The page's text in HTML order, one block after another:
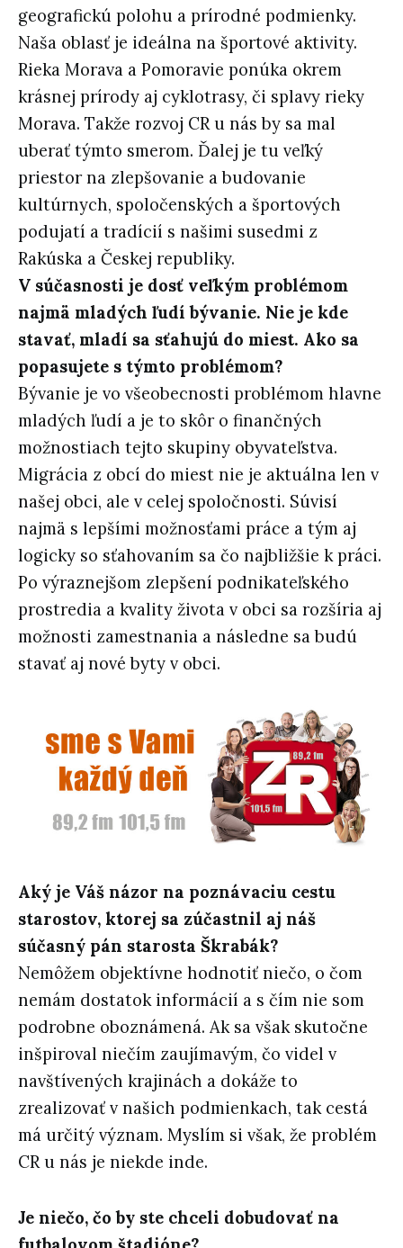
geografickú polohu a prírodné podmienky.
Naša oblasť je ideálna na športové aktivity.
Rieka Morava a Pomoravie ponúka okrem
krásnej prírody aj cyklotrasy, či splavy rieky
Morava. Takže rozvoj CR u nás by sa mal
uberať týmto smerom. Ďalej je tu veľký
priestor na zlepšovanie a budovanie
kultúrnych, spoločenských a športových
podujatí a tradícií s našimi susedmi z
Rakúska a Českej republiky.
V súčasnosti je dosť veľkým problémom
najmä mladých ľudí bývanie. Nie je kde
stavať, mladí sa sťahujú do miest. Ako sa
popasujete s týmto problémom?
Bývanie je vo všeobecnosti problémom hlavne
mladých ľudí a je to skôr o finančných
možnostiach tejto skupiny obyvateľstva.
Migrácia z obcí do miest nie je aktuálna len v
našej obci, ale v celej spoločnosti. Súvisí
najmä s lepšími možnosťami práce a tým aj
logicky so sťahovaním sa čo najbližšie k práci.
Po výraznejšom zlepšení podnikateľského
prostredia a kvality života v obci sa rozšíria aj
možnosti zamestnania a následne sa budú
stavať aj nové byty v obci.
Aký je Váš názor na poznávaciu cestu
starostov, ktorej sa zúčastnil aj náš
súčasný pán starosta Škrabák?
Nemôžem objektívne hodnotiť niečo, o čom
nemám dostatok informácií a s čím nie som
podrobne oboznámená. Ak sa však skutočne
inšpiroval niečím zaujímavým, čo videl v
navštívených krajinách a dokáže to
zrealizovať v našich podmienkach, tak cestá
má určitý význam. Myslím si však, že problém
CR u nás je niekde inde.
Je niečo, čo by ste chceli dobudovať na